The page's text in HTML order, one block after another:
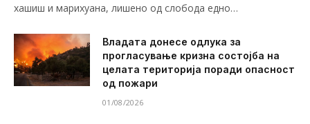
хашиш и марихуана, лишено од слобода едно…
Владата донесе одлука за
прогласување кризна состојба на
целата територија поради опасност
од пожари
01/08/2026